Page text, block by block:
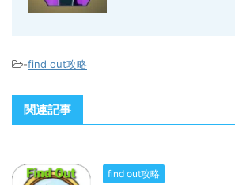
-find out攻略
関連記事
find out攻略